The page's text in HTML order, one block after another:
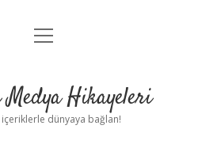
Anasayfa
Yasal Uyarı
menüyü
Hikayeleri
içeriklerle dünyaya bağlan!